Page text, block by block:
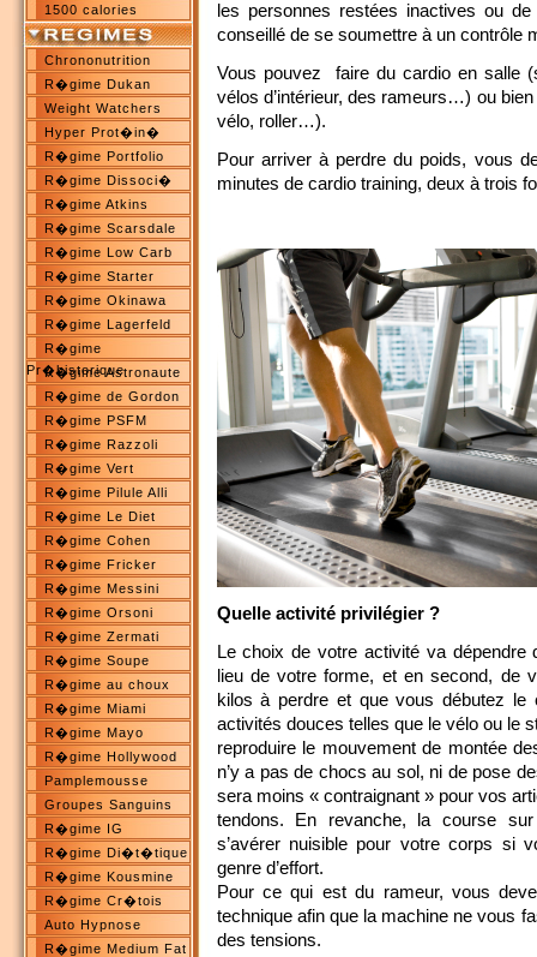
1500 calories
Chrononutrition
R�gime Dukan
Weight Watchers
Hyper Prot�in�
R�gime Portfolio
R�gime Dissoci�
R�gime Atkins
R�gime Scarsdale
R�gime Low Carb
R�gime Starter
R�gime Okinawa
R�gime Lagerfeld
R�gime
Pr�historique
R�gime Astronaute
R�gime de Gordon
R�gime PSFM
R�gime Razzoli
R�gime Vert
R�gime Pilule Alli
R�gime Le Diet
R�gime Cohen
R�gime Fricker
R�gime Messini
R�gime Orsoni
R�gime Zermati
R�gime Soupe
R�gime au choux
R�gime Miami
R�gime Mayo
R�gime Hollywood
Pamplemousse
Groupes Sanguins
R�gime IG
R�gime Di�t�tique
R�gime Kousmine
R�gime Cr�tois
Auto Hypnose
R�gime Medium Fat
les personnes restées inactives ou
conseillé de se soumettre à un contrôle
Vous pouvez faire du cardio en salle
vélos d’intérieur, des rameurs…) ou
vélo, roller…).
Pour arriver à perdre du poids, vous
minutes de cardio training, deux à trois
Quelle activité privilégier ?
Le choix de votre activité va
lieu de votre forme, et en second, de
kilos à perdre et que vous débutez le
activités douces telles que le vélo ou le
reproduire le mouvement de montée
n’y a pas de chocs au sol, ni de pose
sera moins « contraignant » pour vos
tendons. En revanche, la course
s’avérer nuisible pour votre corps si
genre d’effort.
Pour ce qui est du rameur, vous
technique afin que la machine ne vous
des tensions.